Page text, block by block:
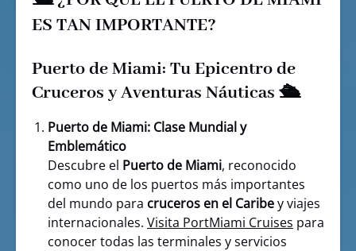
ES TAN IMPORTANTE?
Puerto de Miami: Tu Epicentro de
Cruceros y Aventuras Náuticas 🛳️
Puerto de Miami: Clase Mundial y
Emblemático
Descubre el Puerto de Miami, reconocido
como uno de los puertos más importantes
del mundo para cruceros en el Caribey viajes
internacionales. Visita PortMiami Cruises para
conocer todas las terminales y servicios